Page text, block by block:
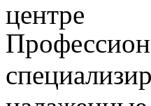
центре